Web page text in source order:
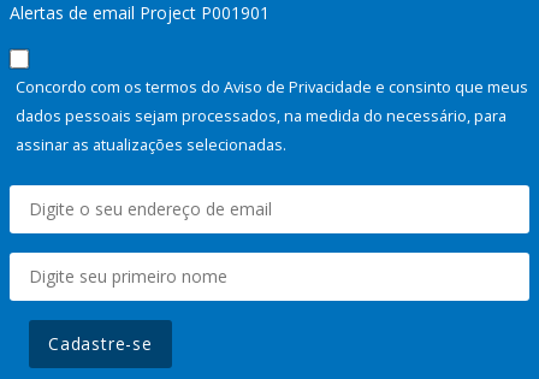
Alertas de email Project P001901
Concordo com os termos do Aviso de Privacidade e consinto que meus
dados pessoais sejam processados, na medida do necessário, para
assinar as atualizações selecionadas.
Cadastre-se